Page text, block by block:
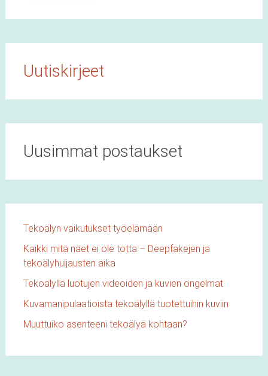
Uutiskirjeet
Uusimmat postaukset
Tekoälyn vaikutukset työelämään
Kaikki mitä näet ei ole totta – Deepfakejen ja
tekoälyhuijausten aika
Tekoälyllä luotujen videoiden ja kuvien ongelmat
Kuvamanipulaatioista tekoälyllä tuotettuihin kuviin
Muuttuiko asenteeni tekoälyä kohtaan?